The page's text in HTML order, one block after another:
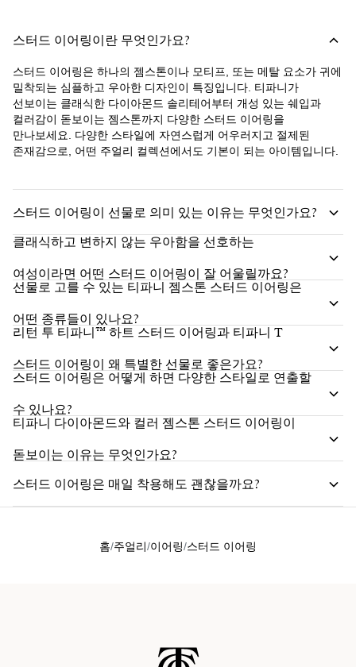
스터드 이어링이란 무엇인가요?
스터드 이어링은 하나의 젬스톤이나 모티프, 또는 메탈 요소가 귀에
밀착되는 심플하고 우아한 디자인이 특징입니다. 티파니가
선보이는 클래식한 다이아몬드 솔리테어부터 개성 있는 쉐입과
컬러감이 돋보이는 젬스톤까지 다양한 스터드 이어링을
만나보세요. 다양한 스타일에 자연스럽게 어우러지고 절제된
존재감으로, 어떤 주얼리 컬렉션에서도 기본이 되는 아이템입니다.
스터드 이어링이 선물로 의미 있는 이유는 무엇인가요?
클래식하고 변하지 않는 우아함을 선호하는
여성이라면 어떤 스터드 이어링이 잘 어울릴까요?
선물로 고를 수 있는 티파니 젬스톤 스터드 이어링은
어떤 종류들이 있나요?
리턴 투 티파니™ 하트 스터드 이어링과 티파니 T
스터드 이어링이 왜 특별한 선물로 좋은가요?
스터드 이어링은 어떻게 하면 다양한 스타일로 연출할
수 있나요?
티파니 다이아몬드와 컬러 젬스톤 스터드 이어링이
돋보이는 이유는 무엇인가요?
스터드 이어링은 매일 착용해도 괜찮을까요?
홈 주얼리 이어링 스터드 이어링